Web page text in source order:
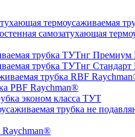
термоусаживаемая
самозатухающая
трубка ТУТнг Премиум
трубка ТУТнг
трубка RBF
PBF Raychman®
эконом класса ТУТ
трубка не
Raychman®